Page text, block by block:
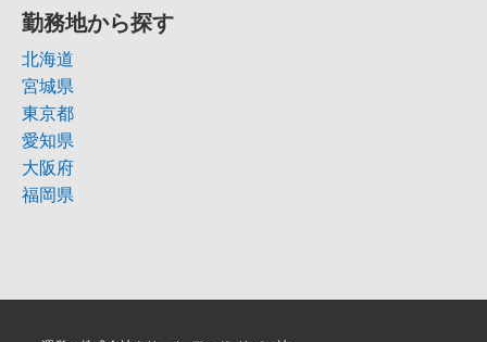
勤務地から探す
北海道
宮城県
東京都
愛知県
大阪府
福岡県